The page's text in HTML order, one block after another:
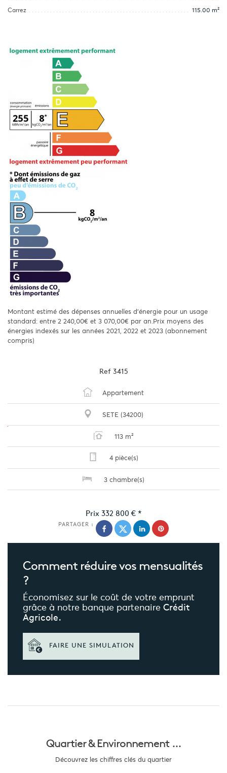
Carrez 115.00 m²
Montant estimé des dépenses annuelles d'énergie pour un usage
standard: entre 2 240,00€ et 3 070,00€ par an.Prix moyens des
énergies indexés sur les années 2021, 2022 et 2023 (abonnement
compris)
Ref 3415
Appartement
SETE (34200)
113 m²
4 pièce(s)
3 chambre(s)
Prix332 800 € *
PARTAGER :
Comment réduirevos mensualités
?
Économisez sur le coût de votre emprunt
grâce à notre banque partenaire Crédit
Agricole.
FAIRE UNE SIMULATION
Quartier &Environnement ...
Découvrez les chiffres clés du quartier